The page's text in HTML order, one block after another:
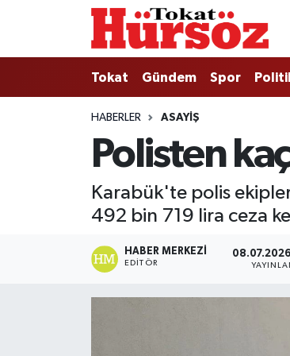
Tokat Gündem Spor
HABERLER ASAYIŞ
Polisten
Karabük'te polis
492 bin 719 lira ceza
HABER MERKEZI
EDITÖR
Tokat
Türkiye Gündemi
Gündem
Politika
Nöbetçi Eczaneler
Hava Durumu
Tokat Namaz Vakitleri
Süper Lig Puan Durumu ve Fikstür
Tüm Manşetler